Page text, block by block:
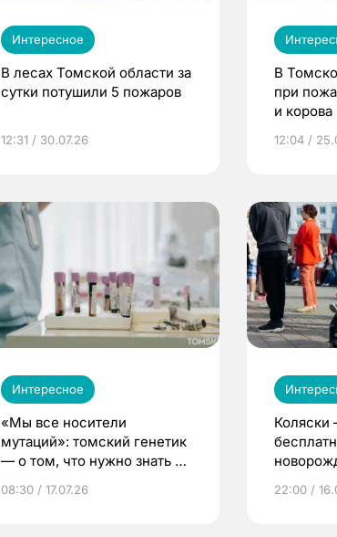
Интересное
В лесах Томской области за
сутки потушили 5 пожаров
12:31 / 30.07.26
В
при
и корова
12:04 /
Интересное
«Мы все носители
мутаций»: томский генетик
— о том, что нужно знать до
08:30 / 17.07.26
Коляски
22:00 /